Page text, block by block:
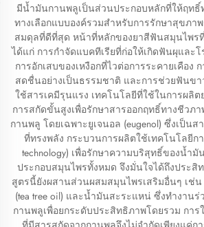
มีน้ำมันกานพลูเป็นส่วนประกอบหลักที่ให้ฤทธิ์
ทางเลือกแบบองค์รวมสำหรับการรักษาสุขภา
สมดุลที่ดีที่สุด หน้าที่หลักของยาสีฟันสมุนไพร
ได้แก่ การกำจัดแบคทีเรียที่ก่อให้เกิดฟันผุและโ
การอักเสบของเหงือกที่ไวต่อการระคายเคือง
สดชื่นอย่างเป็นธรรมชาติ และการช่วยฟันขา
ใช้สารเคมีรุนแรง เทคโนโลยีที่ใช้ในการผลิ
การสกัดขั้นสูงเพื่อรักษาสารออกฤทธิ์ทางชีวภ
กานพลู โดยเฉพาะยูเจนอล (eugenol) ซึ่งเป็น
ที่ทรงพลัง กระบวนการผลิตใช้เทคโนโลยีกา
technology) เพื่อรักษาความบริสุทธิ์ของน้ำ
ประกอบสมุนไพรทั้งหมด จึงมั่นใจได้ถึงประสิ
สูตรนี้ยังผสานส่วนผสมสมุนไพรเสริมอื่นๆ เ
(tea tree oil) และน้ำมันสะระแหน่ ซึ่งทำงาน
กานพลูเพื่อยกระดับประสิทธิภาพโดยรวม กา